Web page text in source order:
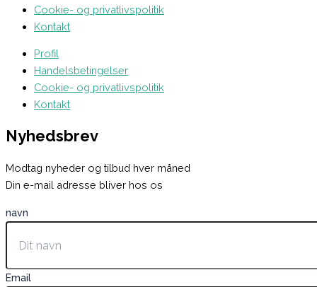
Cookie- og privatlivspolitik
Kontakt
Profil
Handelsbetingelser
Cookie- og privatlivspolitik
Kontakt
Nyhedsbrev
Modtag nyheder og tilbud hver måned
Din e-mail adresse bliver hos os
navn
Email